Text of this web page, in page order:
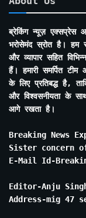
ब्रेकिंग न्यूज़ एक्सप्रेस
भरोसेमंद स्रोत है। हम
और व्यापार सहित
हैं। हमारी समर्पित
के लिए प्रतिबद्ध है,
और विश्वसनीयता के
आगे रखता है।
Breaking News
Sister concern
E-Mail Id-
Editor-Anju
Address-mig 47